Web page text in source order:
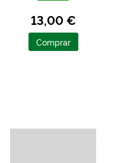
13,00 €
Comprar